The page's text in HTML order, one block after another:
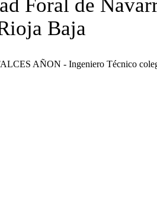
Foral de
Baja
AÑON - Ingeniero Técnico